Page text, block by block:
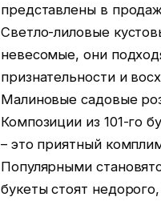
представлены в
Светло-лиловые
невесомые, они
признательности и
Малиновые садовые
Композиции из 101-го
– это приятный
Популярными
букеты стоят